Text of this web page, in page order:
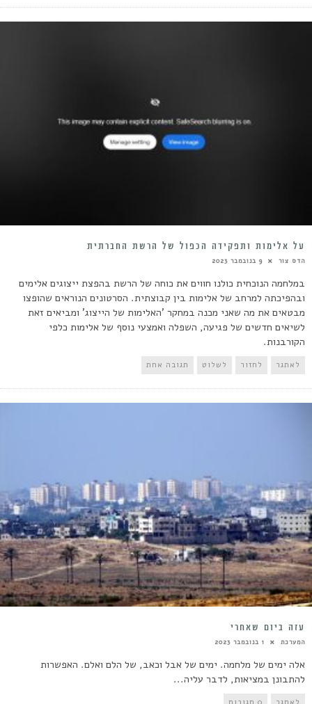
על אלימות ותפקידה הכפול של הרשת החברתית
הדס צור 9 בנובמבר 2023
במלחמה הנוכחית כולנו חווים את כוחה של הרשת בהפצת ייצוגים אלימים
ובהפיכתה למרחב של אלימות בין קבוצתית. הסרטונים הנוראים שהופצו
מבטאים את מה שאני מכנה במחקר 'האלימות של הייצוג' ומביאים זאת
לשיאים חדשים של פגיעה, השפלה ואמצעי נוסף של אלימות כלפי
הקורבנות.
לאתגר לחזור לשלוט תגובה אחת
עזה ביום שאחרי
המערכת 1 בנובמבר 2023
אלה ימים של מלחמה. ימים של אבל וכאב, של הלם ואלם. האפשרות
להתבונן במציאות, לדבר עליה...